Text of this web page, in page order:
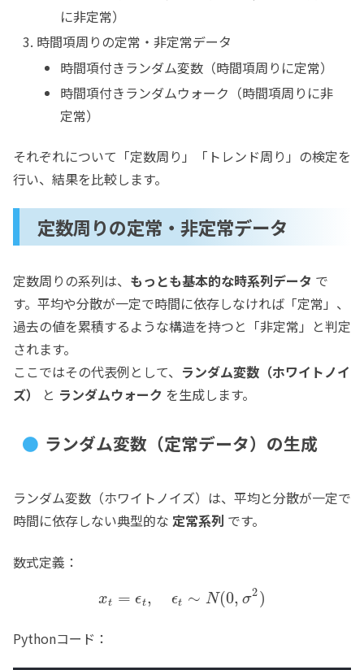
に非定常）
時間項周りの定常・非定常データ
時間項付きランダム変数（時間項周りに定常）
時間項付きランダムウォーク（時間項周りに非
定常）
それぞれについて「定数周り」「トレンド周り」の検定を
行い、結果を比較します。
定数周りの定常・非定常データ
定数周りの系列は、 もっとも基本的な時系列データ で
す。平均や分散が一定で時間に依存しなければ「定常」、
過去の値を累積するような構造を持つと「非定常」と判定
されます。
ここではその代表例として、 ランダム変数（ホワイトノイ
ズ）
と ランダムウォーク を生成します。
ランダム変数（定常データ）の生成
ランダム変数（ホワイトノイズ）は、平均と分散が一定で
時間に依存しない典型的な 定常系列 です。
数式定義：
xt = ϵt, ϵt ∼ N(0, σ2)
Pythonコード：